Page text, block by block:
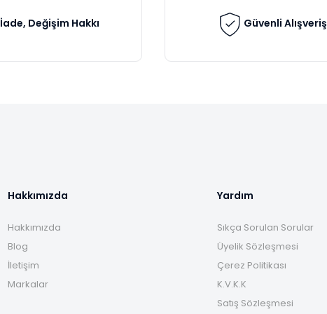
İade, Değişim Hakkı Güvenli Alışveriş
Hakkımızda
Hakkımızda
Blog
İletişim
Markalar
Yardım
Sıkça Sorulan Sorular
Üyelik Sözleşmesi
Çerez Politikası
K.V.K.K
Satış Sözleşmesi